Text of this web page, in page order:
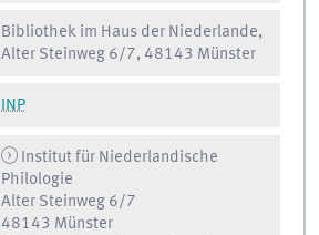
Bibliothek im Haus der Niederlande,
Alter Steinweg 6/7, 48143 Münster
INP
Institut für Niederlandische
Philologie
Alter Steinweg 6/7
48143 Münster